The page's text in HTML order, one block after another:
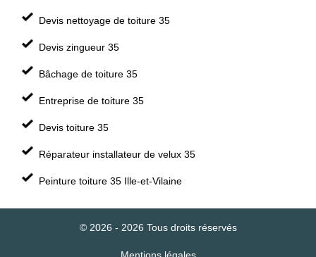
Devis nettoyage de toiture 35
Devis zingueur 35
Bâchage de toiture 35
Entreprise de toiture 35
Devis toiture 35
Réparateur installateur de velux 35
Peinture toiture 35 Ille-et-Vilaine
© 2026 - 2026 Tous droits réservés